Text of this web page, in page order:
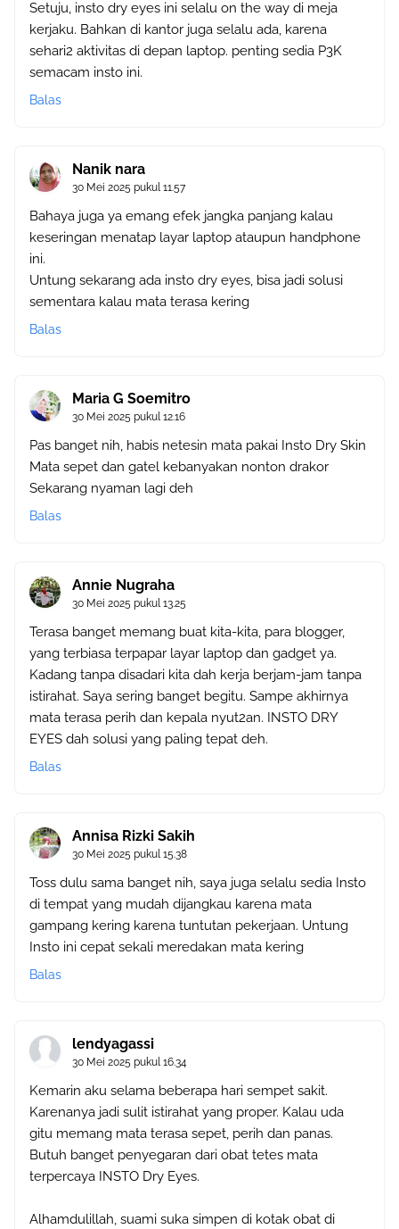
Setuju, insto dry eyes ini selalu on the way di meja
kerjaku. Bahkan di kantor juga selalu ada, karena
sehari2 aktivitas di depan laptop. penting sedia P3K
semacam insto ini.
Balas
Nanik nara
30 Mei 2025 pukul 11.57
Bahaya juga ya emang efek jangka panjang kalau
keseringan menatap layar laptop ataupun handphone
ini.
Untung sekarang ada insto dry eyes, bisa jadi solusi
sementara kalau mata terasa kering
Balas
Maria G Soemitro
30 Mei 2025 pukul 12.16
Pas banget nih, habis netesin mata pakai Insto Dry Skin
Mata sepet dan gatel kebanyakan nonton drakor
Sekarang nyaman lagi deh
Balas
Annie Nugraha
30 Mei 2025 pukul 13.25
Terasa banget memang buat kita-kita, para blogger,
yang terbiasa terpapar layar laptop dan gadget ya.
Kadang tanpa disadari kita dah kerja berjam-jam tanpa
istirahat. Saya sering banget begitu. Sampe akhirnya
mata terasa perih dan kepala nyut2an. INSTO DRY
EYES dah solusi yang paling tepat deh.
Balas
Annisa Rizki Sakih
30 Mei 2025 pukul 15.38
Toss dulu sama banget nih, saya juga selalu sedia Insto
di tempat yang mudah dijangkau karena mata
gampang kering karena tuntutan pekerjaan. Untung
Insto ini cepat sekali meredakan mata kering
Balas
lendyagassi
30 Mei 2025 pukul 16.34
Kemarin aku selama beberapa hari sempet sakit.
Karenanya jadi sulit istirahat yang proper. Kalau uda
gitu memang mata terasa sepet, perih dan panas.
Butuh banget penyegaran dari obat tetes mata
terpercaya INSTO Dry Eyes.
Alhamdulillah, suami suka simpen di kotak obat di